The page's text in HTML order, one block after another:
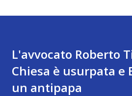
L'avvocato Roberto
Chiesa è usurpata e
un antipapa